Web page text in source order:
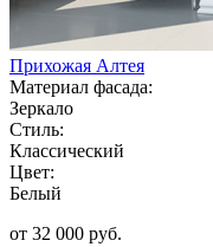
Прихожая Алтея
Материал фасада:
Зеркало
Стиль:
Классический
Цвет:
Белый
от 32 000 руб.